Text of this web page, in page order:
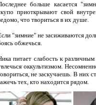
больше касается
приоткрывают свой
что твориться в их душе.
"зимние" не засиживаются
обжечься.
питает слабость к
оккультизмом.
не заскучаешь. В них
тех, кто находится рядом.